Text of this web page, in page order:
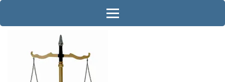
Ga
inhoud